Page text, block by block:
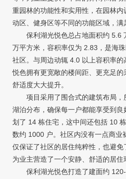
重园林的功能性和实用性，在园林
动区、健身区等不同的功能区域，满
保利湖光悦色总占地面积约 5.6
万平方米，容积率仅为 2.83，是海
社区。与周边动辄 4.0 以上容积率
悦色拥有更宽敞的楼间距、更充足
舒适度大大提升。
项目采用了围合式的建筑布局，
湖泊分布，确保每一户都能享受到
划了 14 栋住宅，这中间还包括 10
数约 1000 户。社区内没有一点商业
仅保证了社区的居住纯粹性，也避免
为业主营造了一个安静、舒适的居住
保利湖光悦色打造了建面约 120-